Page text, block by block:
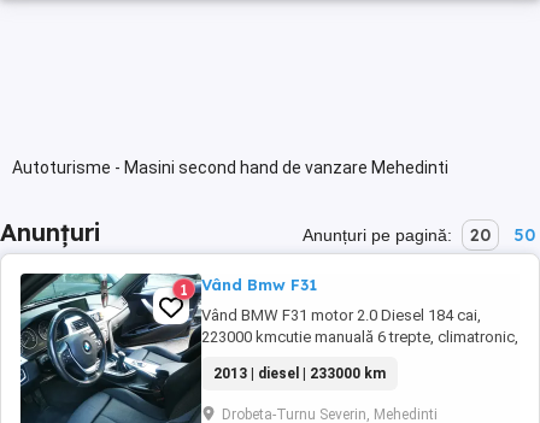
Autoturisme - Masini second hand de vanzare Mehedinti
Anunțuri Anunțuri pe pagină: 20 50
1 Vând Bmw F31
Vând BMW F31 motor 2.0 Diesel 184 cai,
223000 kmcutie manuală 6 trepte, climatronic,
hedap ul display, senzori ploaie, lumini,
senzori parcare față spate cu afișare pe
2013 | diesel | 233000 km
Drobeta-Turnu Severin, Mehedinti